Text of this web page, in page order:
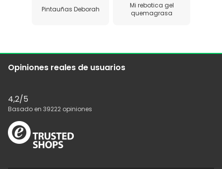
Pintauñas Deborah
Mi rebotica gel
quemagrasa
Opiniones reales de usuarios
4,2/5
Basado en 39222 opiniones